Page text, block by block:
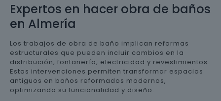
Expertos en hacer obra de baños
en Almería
Los trabajos de obra de baño implican reformas
estructurales que pueden incluir cambios en la
distribución, fontanería, electricidad y revestimientos.
Estas intervenciones permiten transformar espacios
antiguos en baños reformados modernos,
optimizando su funcionalidad y diseño.